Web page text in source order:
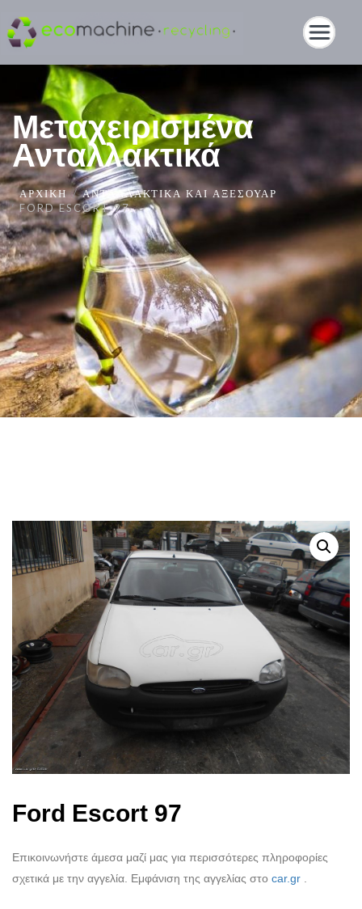
Μεταχειρισμένα
Ανταλλακτικά
ΑΡΧΙΚΉ
ΑΝΤΑΛΛΑΚΤΙΚΆ ΚΑΙ ΑΞΕΣΟΥΆΡ
FORD ESCORT 97
Ford Escort 97
Επικοινωνήστε άμεσα μαζί μας για περισσότερες πληροφορίες
σχετικά με την αγγελία. Εμφάνιση της αγγελίας στο car.gr .